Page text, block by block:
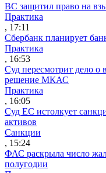
ВС защитил право на
Практика
, 17:11
Сбербанк планирует
Практика
, 16:53
Суд пересмотрит дело о
решение МКАС
Практика
, 16:05
Суд ЕС истолкует
активов
Санкции
, 15:24
ФАС раскрыла число
полугодии